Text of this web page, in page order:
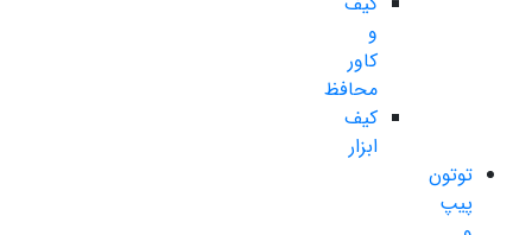
و
کاور
محافظ
کیف
ابزار
توتون
پیپ